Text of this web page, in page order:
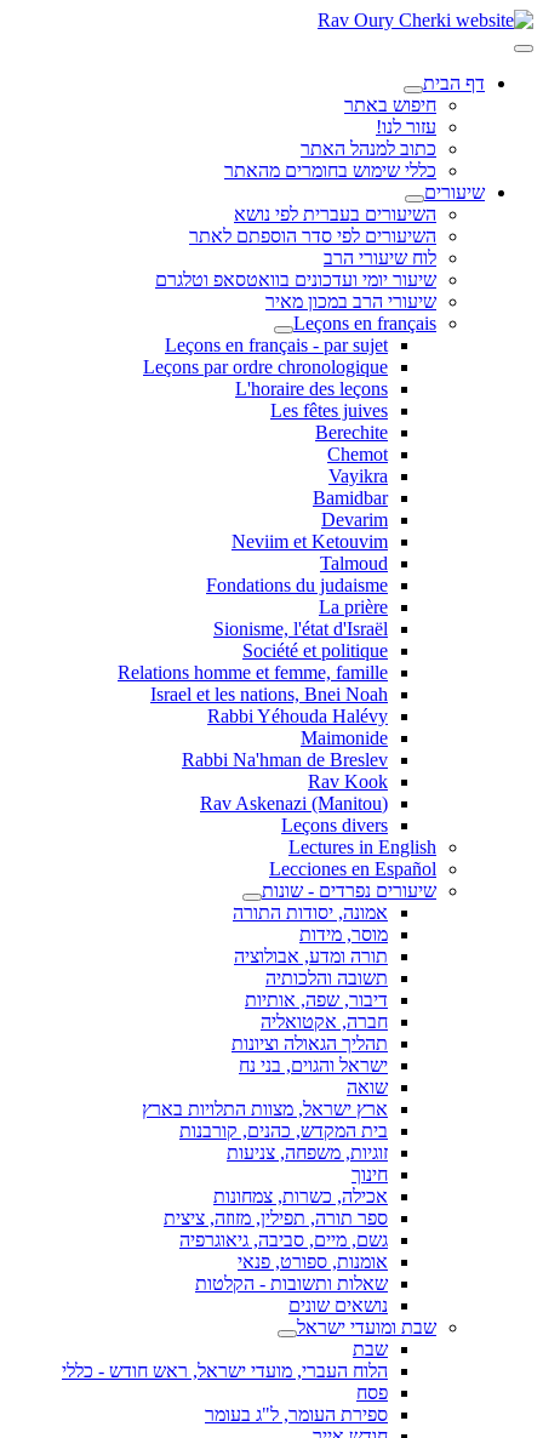
דף הבית
חיפוש באתר
עזור לנו!
כתוב למנהל האתר
כללי שימוש בחומרים מהאתר
שיעורים
השיעורים בעברית לפי נושא
השיעורים לפי סדר הוספתם לאתר
לוח שיעורי הרב
שיעור יומי ועדכונים בוואטסאפ וטלגרם
שיעורי הרב במכון מאיר
Leçons en français
Leçons en français - par sujet
Leçons par ordre chronologique
L'horaire des leçons
Les fêtes juives
Berechite
Chemot
Vayikra
Bamidbar
Devarim
Neviim et Ketouvim
Talmoud
Fondations du judaisme
La prière
Sionisme, l'état d'Israël
Société et politique
Relations homme et femme, famille
Israel et les nations, Bnei Noah
Rabbi Yéhouda Halévy
Maimonide
Rabbi Na'hman de Breslev
Rav Kook
(Rav Askenazi (Manitou
Leçons divers
Lectures in English
Lecciones en Español
שיעורים נפרדים - שונות
אמונה, יסודות התורה
מוסר, מידות
תורה ומדע, אבולוציה
תשובה והלכותיה
דיבור, שפה, אותיות
חברה, אקטואליה
תהליך הגאולה וציונות
ישראל והגוים, בני נח
שואה
ארץ ישראל, מצוות התלויות בארץ
בית המקדש, כהנים, קורבנות
זוגיות, משפחה, צניעות
חינוך
אכילה, כשרות, צמחונות
ספר תורה, תפילין, מזוזה, ציצית
גשם, מיים, סביבה, גיאוגרפיה
אומנות, ספורט, פנאי
שאלות ותשובות - הקלטות
נושאים שונים
שבת ומועדי ישראל
שבת
הלוח העברי, מועדי ישראל, ראש חודש - כללי
פסח
ספירת העומר, ל"ג בעומר